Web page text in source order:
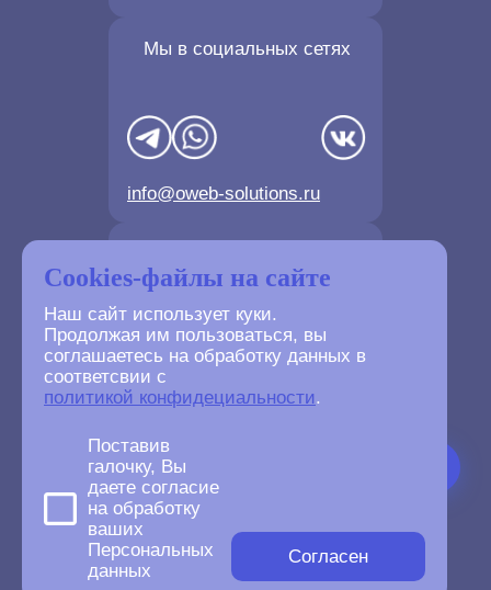
Cookies-файлы на сайте
Наш сайт использует куки.
Продолжая им пользоваться, вы
соглашаетесь на обработку данных в
соответсвии с
политикой конфидециальности.
Поставив
галочку, Вы
даете согласие
на обработку
ваших
Персональных
данных
Согласен
2007-2026
oWeb Solutions.ru.
All right reserved.
Мы в социальных сетях
info@oweb-solutions.ru
+7(4872) 702-730
+7(499) 677-61-84